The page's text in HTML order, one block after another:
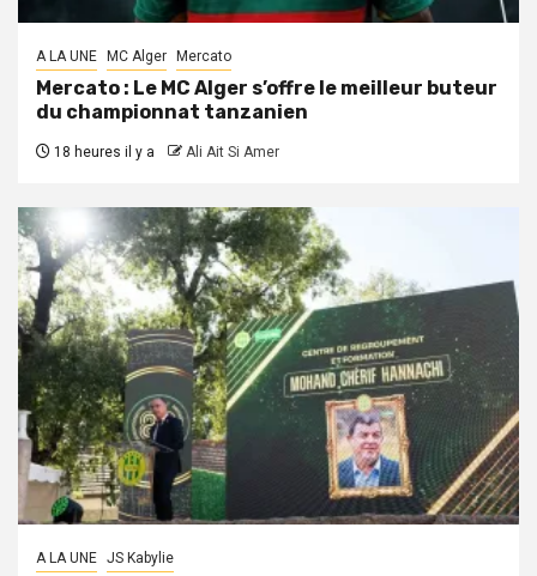
A LA UNE MC Alger Mercato
Mercato : Le MC Alger s’offre le meilleur buteur
du championnat tanzanien
18 heures il y a Ali Ait Si Amer
A LA UNE JS Kabylie